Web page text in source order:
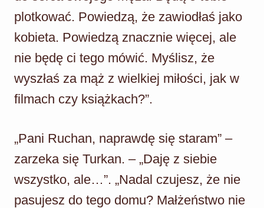
plotkować. Powiedzą, że zawiodłaś jako
kobieta. Powiedzą znacznie więcej, ale
nie będę ci tego mówić. Myślisz, że
wyszłaś za mąż z wielkiej miłości, jak w
filmach czy książkach?”.
„Pani Ruchan, naprawdę się staram” –
zarzeka się Turkan. – „Daję z siebie
wszystko, ale…”. „Nadal czujesz, że nie
pasujesz do tego domu? Małżeństwo nie